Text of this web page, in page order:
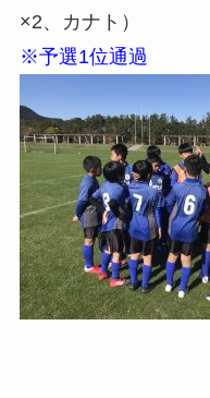
×2、カナト）
※予選1位通過